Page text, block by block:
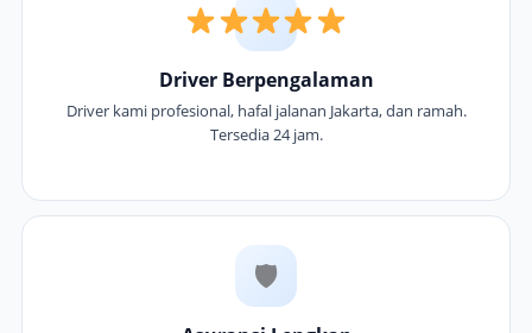
Driver Berpengalaman
Driver kami profesional, hafal jalanan Jakarta, dan ramah.
Tersedia 24 jam.
🛡